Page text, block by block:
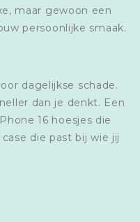
maar gewoon een
persoonlijke smaak.
dagelijkse schade.
dan je denkt. Een
16 hoesjes die
die past bij wie jij